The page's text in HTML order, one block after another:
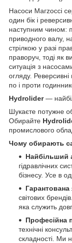
Насоси Магzocci
один бік і
наступним чином:
приводного валу,
стрілкою у разі
праворуч, тоді як
ситуація з
огляду.
по і проти
Hydrolider—
Шукаєте потужне
Обирайте
промислового
Чому обирають
Найбільший
гідравлічних
бізнесу. Усе в
Гарантована
світових
яка служить
Професійна
технічні
складності. Ми